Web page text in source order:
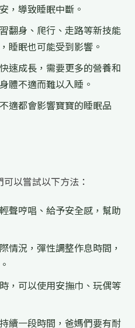
，導致睡眠中斷。
翻身、爬行、走路等新技能
睡眠也可能受到影響。
速成長，需要更多的營養和
體不適而難以入睡。
適都會影響寶寶的睡眠品
以嘗試以下方法：
聲哼唱、給予安全感，幫助
情況，彈性調整作息時間，
，可以使用安撫巾、玩偶等
續一段時間，爸媽們要有耐